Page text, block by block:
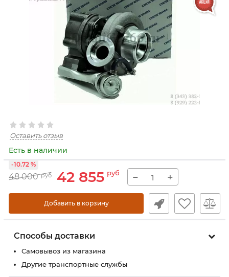
Оставить отзыв
Есть в наличии
48 000 руб 42 855 руб
-10.72 %
− +
Добавить в корзину
Способы доставки
Самовывоз из магазина
Другие транспортные службы